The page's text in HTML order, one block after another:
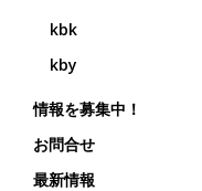
kbk
kby
情報を募集中！
お問合せ
最新情報